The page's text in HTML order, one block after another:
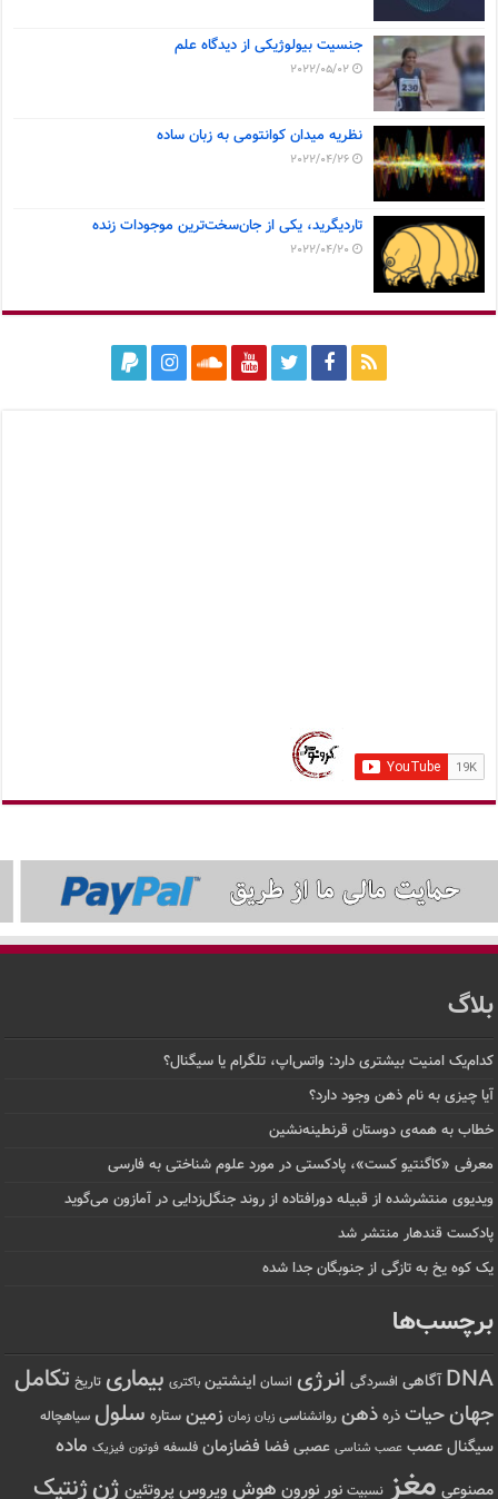
جنسیت بیولوژیکی از دیدگاه علم
2022/05/02
نظریه میدان کوانتومی به زبان ساده
2022/04/26
تاردیگرید، یکی از جان‌سخت‌ترین موجودات زنده
2022/04/20
بلاگ
کدام‌یک امنیت بیشتری دارد: واتس‌اپ، تلگرام یا سیگنال؟
آیا چیزی به نام ذهن وجود دارد؟
خطاب به همه‌ی دوستان قرنطینه‌نشین
معرفی «کاگنتیو کست»، پادکستی در مورد علوم شناختی به فارسی
ویدیوی منتشرشده از قبیله دورافتاده‌ از روند جنگل‌زدایی در آمازون می‌گوید
پادکست قندهار منتشر شد
یک کوه یخ به تازگی از جنوبگان جدا شده
برچسب‌ها
DNA آگاهی افسردگی انرژی انسان اینشتین باکتری بیماری تاریخ تکامل
جهانحیات ذره ذهن روانشناسی زبان زمان زمین ستاره سلول سیاهچاله
سیگنال عصب عصب شناسی عصبی فضا فضازمان فلسفه فوتون فیزیک ماده
مصنوعی مغز نسبیت نور نورون هوش ویروس پروتئین ژنژنتیک